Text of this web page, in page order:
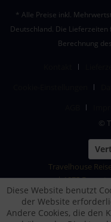
* Alle Preise inkl.
Deutschland. Die
Berechnung
©
Travelhouse
|1875
Diese Website benutzt
der Website
Andere Cookies, die den